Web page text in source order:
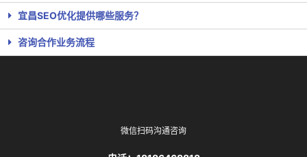
宜昌SEO优化提供哪些服务？
咨询合作业务流程
微信扫码沟通咨询